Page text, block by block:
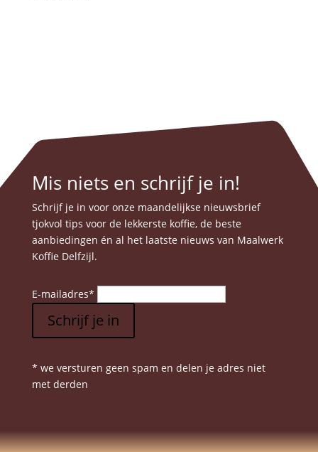
Mis niets en schrijf je in!
Schrijf je in voor onze maandelijkse nieuwsbrief
tjokvol tips voor de lekkerste koffie, de beste
aanbiedingen én al het laatste nieuws van Maalwerk
Koffie Delfzijl.
E-mailadres*
Schrijf je in
* we versturen geen spam en delen je adres niet
met derden